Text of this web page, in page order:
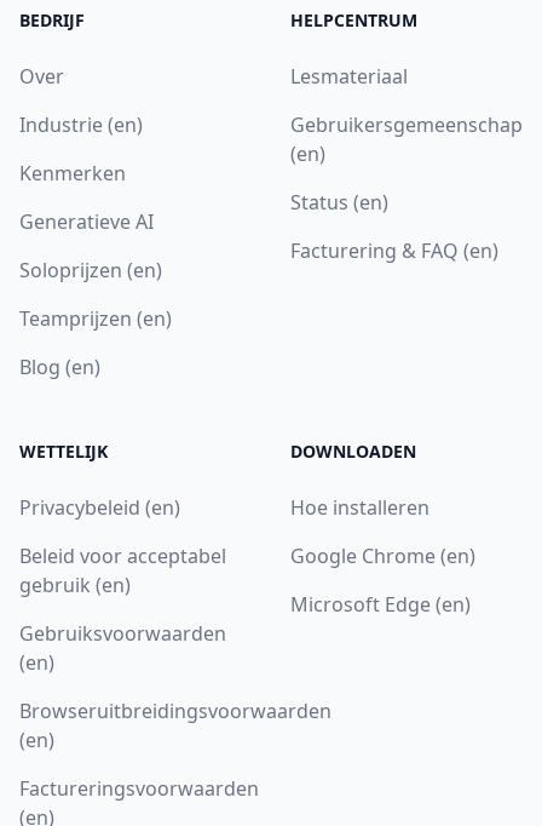
BEDRIJF
Over
Industrie (en)
Kenmerken
Generatieve AI
Soloprijzen (en)
Teamprijzen (en)
Blog (en)
HELPCENTRUM
Lesmateriaal
Gebruikersgemeenschap
(en)
Status (en)
Facturering & FAQ (en)
WETTELIJK
Privacybeleid (en)
Beleid voor acceptabel
gebruik (en)
Gebruiksvoorwaarden
(en)
Browseruitbreidingsvoorwaarden
(en)
Factureringsvoorwaarden
(en)
DOWNLOADEN
Hoe installeren
Google Chrome (en)
Microsoft Edge (en)